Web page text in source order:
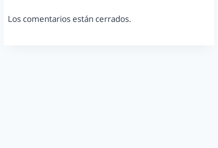
Los comentarios están cerrados.